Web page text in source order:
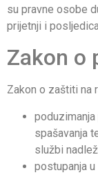
su pravne osobe
prijetnji i
Zakon o
Zakon o zaštiti na
spašavanja
službi
postupanja